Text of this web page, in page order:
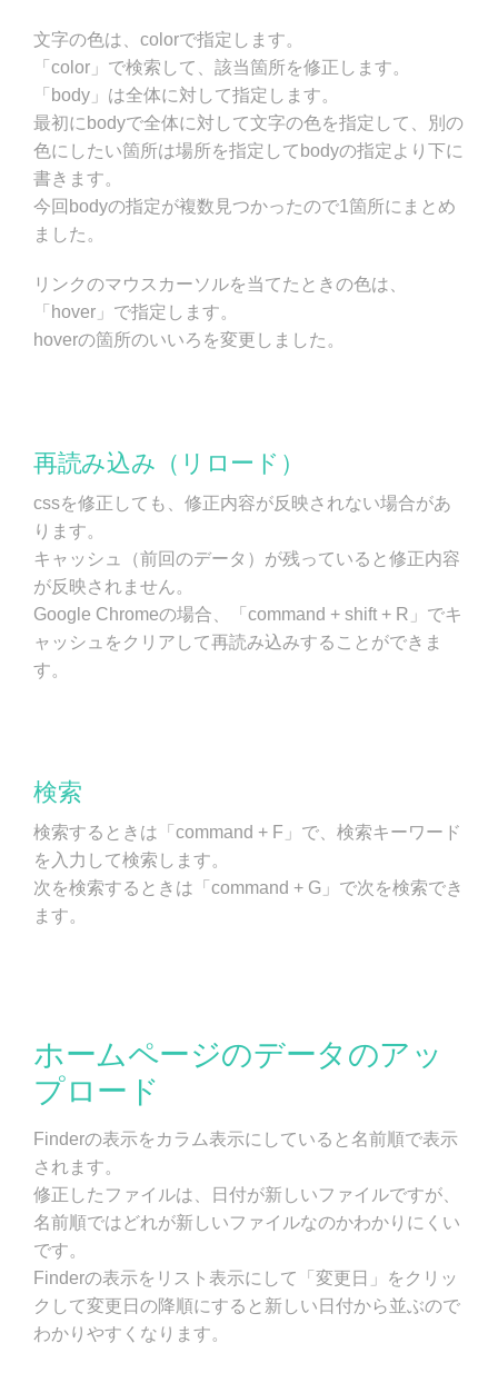
文字の色は、colorで指定します。
「color」で検索して、該当箇所を修正します。
「body」は全体に対して指定します。
最初にbodyで全体に対して文字の色を指定して、別の
色にしたい箇所は場所を指定してbodyの指定より下に
書きます。
今回bodyの指定が複数見つかったので1箇所にまとめ
ました。
リンクのマウスカーソルを当てたときの色は、
「hover」で指定します。
hoverの箇所のいいろを変更しました。
再読み込み（リロード）
cssを修正しても、修正内容が反映されない場合があ
ります。
キャッシュ（前回のデータ）が残っていると修正内容
が反映されません。
Google Chromeの場合、「command + shift + R」でキ
ャッシュをクリアして再読み込みすることができま
す。
検索
検索するときは「command + F」で、検索キーワード
を入力して検索します。
次を検索するときは「command + G」で次を検索でき
ます。
ホームページのデータのアッ
プロード
Finderの表示をカラム表示にしていると名前順で表示
されます。
修正したファイルは、日付が新しいファイルですが、
名前順ではどれが新しいファイルなのかわかりにくい
です。
Finderの表示をリスト表示にして「変更日」をクリッ
クして変更日の降順にすると新しい日付から並ぶので
わかりやすくなります。